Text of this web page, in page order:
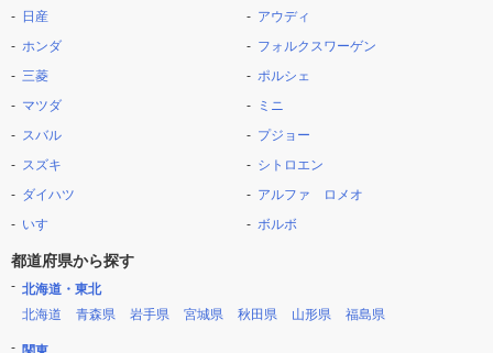
日産
ホンダ
三菱
マツダ
スバル
スズキ
ダイハツ
いすゞ
アウディ
フォルクスワーゲン
ポルシェ
ミニ
プジョー
シトロエン
アルファ ロメオ
ボルボ
都道府県から探す
北海道・東北
北海道
青森県 岩手県 宮城県 秋田県 山形県 福島県